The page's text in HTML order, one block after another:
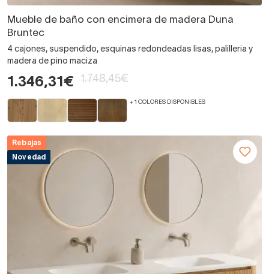
Mueble de baño con encimera de madera Duna
Bruntec
4 cajones, suspendido, esquinas redondeadas lisas, palilleria y
madera de pino maciza
1.346,31€ 1.748,45€
+ 1 COLORES DISPONIBLES
Rebajas
Novedad